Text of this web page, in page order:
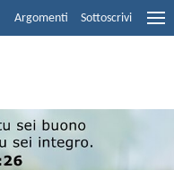
Argomenti Sottoscrivi